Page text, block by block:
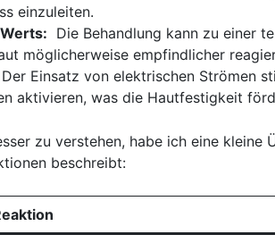
einzuleiten.
Die Behandlung⁣ kann zu einer
möglicherweise empfindlicher
Der Einsatz ⁣von elektrischen Strömen
aktivieren, ‍was⁢ die Hautfestigkeit
zu verstehen, habe ‌ich eine
beschreibt: